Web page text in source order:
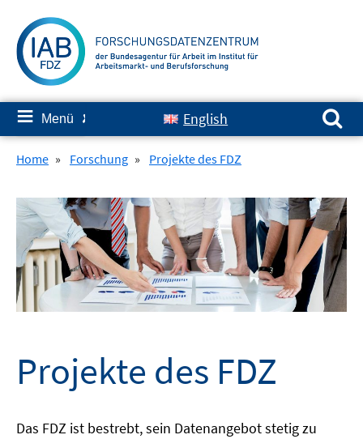
zum
Inhalt
≡ Menü ✘ English
Suchen nach:
Home » Forschung » Projekte des FDZ
Projekte des FDZ
Das FDZ ist bestrebt, sein Datenangebot stetig zu